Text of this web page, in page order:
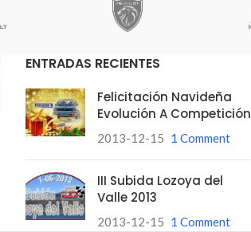
ENTRADAS RECIENTES
Felicitación Navideña
Evolución A Competición
2013-12-15 1 Comment
III Subida Lozoya del
Valle 2013
2013-12-15 1 Comment